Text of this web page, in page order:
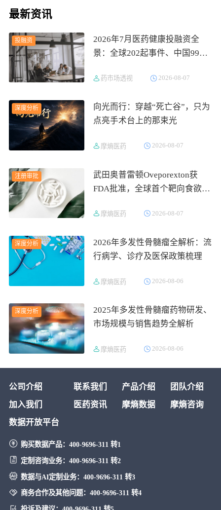
最新资讯
投融资
2026年7月医药健康投融资全
景：全球202起事件、中国99
吸金564亿
药市场透视 2026-08-07
深度分析
向光而行：穿越“死亡谷”，只为
点亮手术台上的那束光
摩熵医药 2026-08-07
注册审批
武田奥普雷顿Oveporexton获
FDA批准，全球首个靶向食欲素
上市摩熵医药 2026-08-07
深度分析
2026年多发性骨髓瘤全解析：流
行病学、诊疗及医保政策梳理
摩熵医药 2026-08-06
深度分析
2025年多发性骨髓瘤药物研发、
市场规模与销售趋势全解析
摩熵医药 2026-08-06
公司介绍 联系我们 产品介绍
团队介绍
加入我们
医药资讯 摩熵数据
摩熵咨询
数据开放平台
购买数据产品： 400-9696-311 转1
定制咨询业务： 400-9696-311 转2
数据与AI定制业务： 400-9696-311 转3
商务合作及其他问题： 400-9696-311 转4